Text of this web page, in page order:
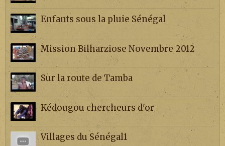
Enfants sous la pluie Sénégal
Mission Bilharziose Novembre 2012
Sur la route de Tamba
Kédougou chercheurs d'or
Villages du Sénégal1